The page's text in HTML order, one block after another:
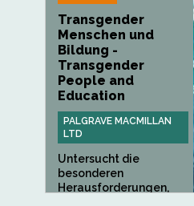
Transgender
Menschen und
Bildung -
Transgender
People and
Education
PALGRAVE MACMILLAN
LTD
Untersucht die
besonderen
Herausforderungen,